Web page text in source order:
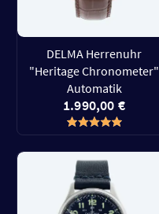
DELMA Herrenuhr
"Heritage Chronometer"
Automatik
1.990,00 €